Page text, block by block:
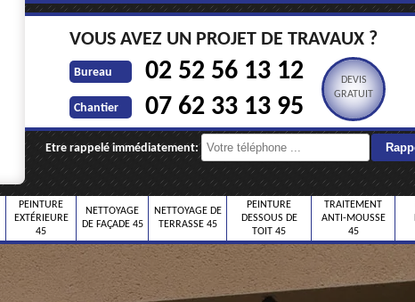
VOUS AVEZ UN PROJET DE TRAVAUX ?
Bureau 02 52 56 13 12
Chantier 07 62 33 13 95
DEVIS
GRATUIT
Etre rappelé immédiatement:
PEINTURE
EXTÉRIEURE
45
NETTOYAGE
DE FAÇADE 45
NETTOYAGE DE
TERRASSE 45
PEINTURE
DESSOUS DE
TOIT 45
TRAITEMENT
ANTI-MOUSSE
45